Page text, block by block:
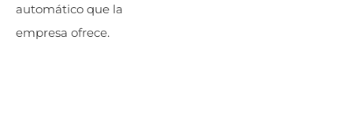
automático que la
empresa ofrece.